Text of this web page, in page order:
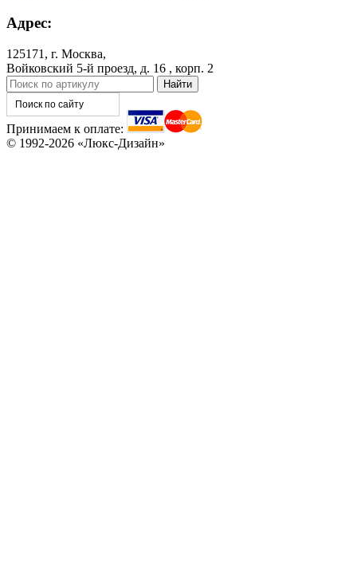
C76 C77
Адрес:
125171, г. Москва,
Войковский 5-й проезд, д. 16 , корп. 2
Принимаем к оплате:
© 1992-2026 «Люкс-Дизайн»